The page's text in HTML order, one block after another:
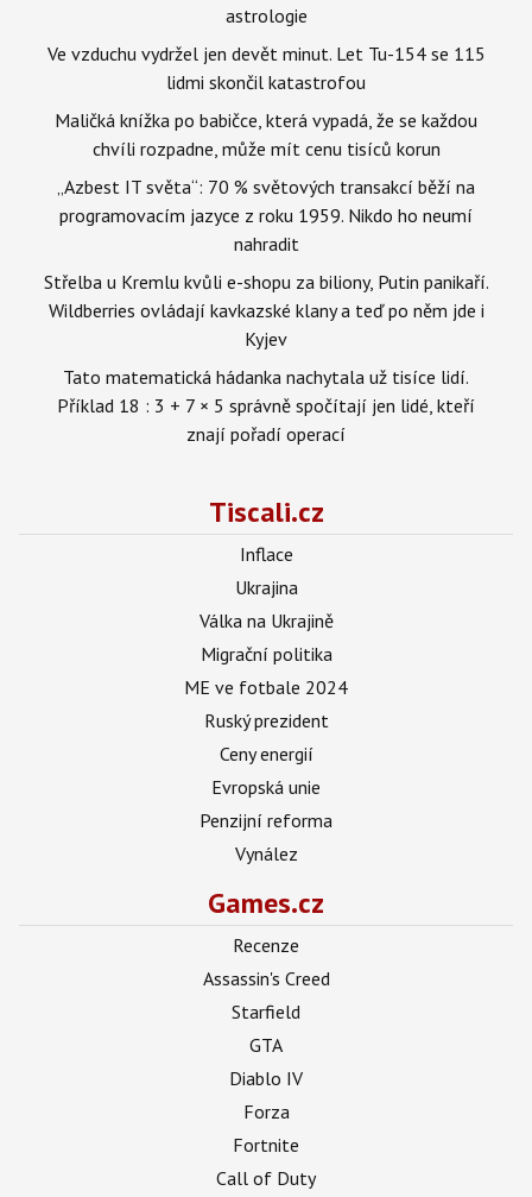
astrologie
Ve vzduchu vydržel jen devět minut. Let Tu-154 se 115
lidmi skončil katastrofou
Maličká knížka po babičce, která vypadá, že se každou
chvíli rozpadne, může mít cenu tisíců korun
„Azbest IT světa“: 70 % světových transakcí běží na
programovacím jazyce z roku 1959. Nikdo ho neumí
nahradit
Střelba u Kremlu kvůli e-shopu za biliony, Putin panikaří.
Wildberries ovládají kavkazské klany a teď po něm jde i
Kyjev
Tato matematická hádanka nachytala už tisíce lidí.
Příklad 18 : 3 + 7 × 5 správně spočítají jen lidé, kteří
znají pořadí operací
Tiscali.cz
Inflace
Ukrajina
Válka na Ukrajině
Migrační politika
ME ve fotbale 2024
Ruský prezident
Ceny energií
Evropská unie
Penzijní reforma
Vynález
Games.cz
Recenze
Assassin's Creed
Starfield
GTA
Diablo IV
Forza
Fortnite
Call of Duty